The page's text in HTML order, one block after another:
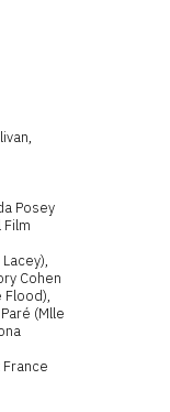
Posey
Film
Cohen
Flood),
(Mlle